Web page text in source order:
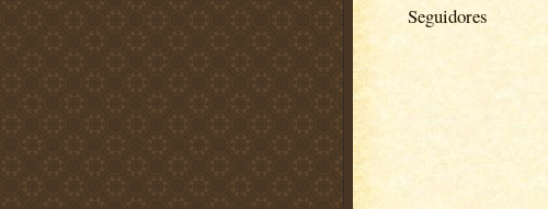
Seguidores